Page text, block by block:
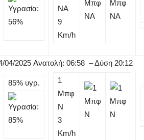
NA
9
Km/h
04/2025 Ανατολή: 06:58 – Δύση 20:12
85% υγρ.
1
Μπφ
N
3
Km/h